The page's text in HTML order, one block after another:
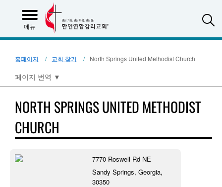
메뉴
홈페이지 교회 찾기 North Springs United Methodist Church
페이지 번역 ▼
NORTH SPRINGS UNITED METHODIST
CHURCH
7770 Roswell Rd NE
Sandy Springs, Georgia,
30350